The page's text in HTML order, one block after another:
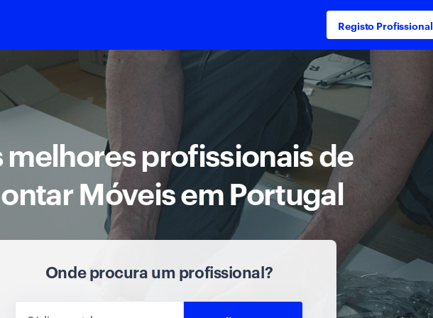
Registo Profissional
melhores profissionais de
Móveis em Portugal
Onde procura um profissional?